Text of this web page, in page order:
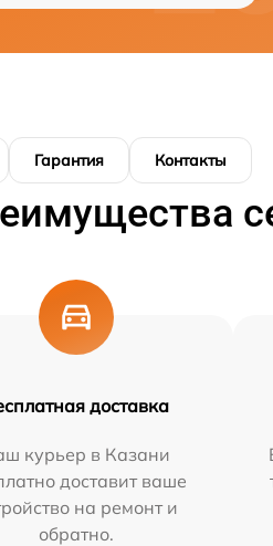
Гарантия Контакты
доставка
курьер в Казани
доставит ваше
на ремонт и
обратно.